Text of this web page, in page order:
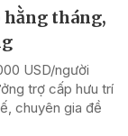
hằng tháng,
USD/người
trợ cấp hưu trí
chuyên gia đề